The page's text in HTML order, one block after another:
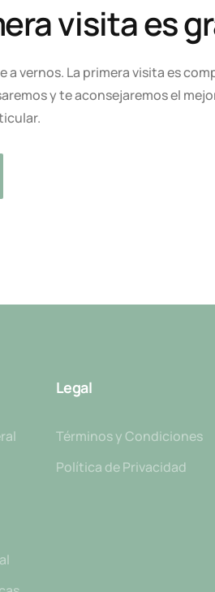
visita es
a vernos. La primera visita es
y te aconsejaremos el
Legal
Términos y Condiciones
Política de Privacidad